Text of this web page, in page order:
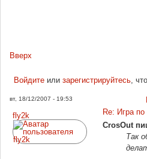
Вверх
Войдитеили зарегистрируйтесь,
вт, 18/12/2007 - 19:53
fly2k
Re: Игра по
CrosOut
Так